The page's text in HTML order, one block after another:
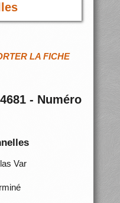
LA FICHE
- Numéro
Var